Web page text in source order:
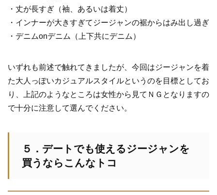
・丈が長すぎ（袖、あるいは着丈）
・インナーが大きすぎてジージャンの裾からはみ出し過ぎ
・デニムonデニム（上下共にデニム）
いずれも前述で触れてきましたが、今回はジージャンを着
た大人っぽいカジュアルスタイルというのを目標としてお
り、上記のようなところは女性から見てＮＧとなりますの
で十分に注意して選んでください。
５．デートでも使えるジージャンを
買うならこんなトコ